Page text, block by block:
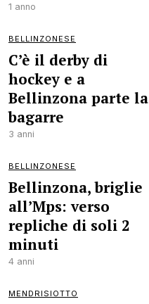
1 anno
BELLINZONESE
C’è il derby di
hockey e a
Bellinzona parte la
bagarre
3 anni
BELLINZONESE
Bellinzona, briglie
all’Mps: verso
repliche di soli 2
minuti
4 anni
MENDRISIOTTO